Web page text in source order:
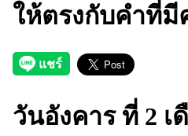
ให้ตรงกับคำที่มี
วันอังคาร ที่ 2 เ